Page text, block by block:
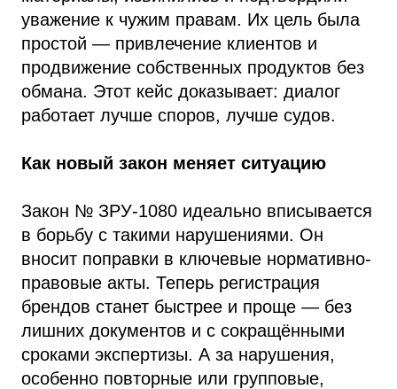
уважение к чужим правам. Их цель была
простой — привлечение клиентов и
продвижение собственных продуктов без
обмана. Этот кейс доказывает: диалог
работает лучше споров, лучше судов.
Как новый закон меняет ситуацию
Закон № ЗРУ-1080 идеально вписывается
в борьбу с такими нарушениями. Он
вносит поправки в ключевые нормативно-
правовые акты. Теперь регистрация
брендов станет быстрее и проще — без
лишних документов и с сокращёнными
сроками экспертизы. А за нарушения,
особенно повторные или групповые,